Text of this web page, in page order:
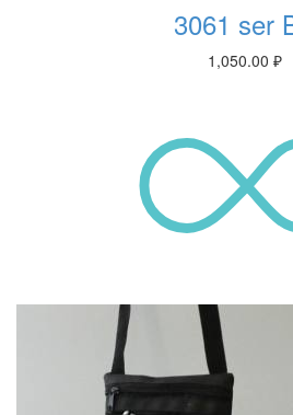
3061 ser
1,050.00 ₽